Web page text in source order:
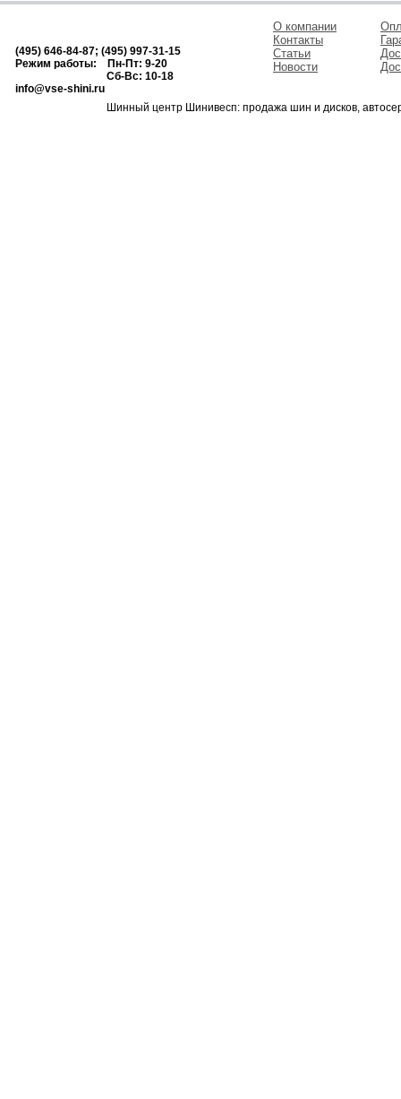
(495) 646-84-87; (495) 997-31-15
Режим работы: Пн-Пт: 9-20
Сб-Вс: 10-18
info@vse-shini.ru
О компании
Контакты
Статьи
Новости
Шинный центр Шинивесп: продажа шин и дисков,